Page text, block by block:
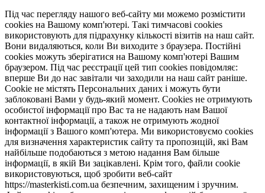
Під час перегляду нашого веб-сайту ми можемо розмістити
cookies на Вашому комп'ютері. Такі тимчасові cookies
використовують для підрахунку кількості візитів на наш сайт.
Вони видаляються, коли Ви виходите з браузера. Постійні
cookies можуть зберігатися на Вашому комп'ютері Вашим
браузером. Під час реєстрації цей тип cookies повідомляє:
вперше Ви до нас завітали чи заходили на наш сайт раніше.
Cookie не містять Персональних даних і можуть бути
заблоковані Вами у будь-який момент. Сookies не отримують
особистої інформації про Вас та не надають нам Вашої
контактної інформації, а також не отримують жодної
інформації з Вашого комп'ютера. Ми використовуємо cookies
для визначення характеристик сайту та пропозицій, які Вам
найбільше подобаються з метою надання Вам більше
інформації, в якій Ви зацікавлені. Крім того, файли cookie
використовуються, щоб зробити веб-сайт
https://masterkisti.com.ua безпечним, захищеним і зручним.